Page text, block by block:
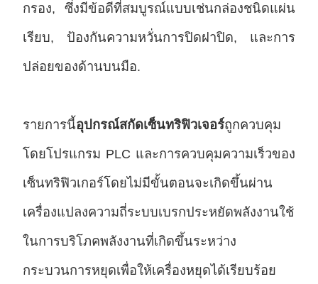
กรอง, ซึ่งมีข้อดีที่สมบูรณ์แบบเช่นกล่องชนิดแผ่น
เรียบ, ป้องกันความหวั่นการปิดฝาปิด, และการ
ปล่อยของด้านบนมือ.
รายการนี้อุปกรณ์สกัดเซ็นทริฟิวเจอร์ถูกควบคุม
โดยโปรแกรม PLC และการควบคุมความเร็วของ
เซ็นทริฟิวเกอร์โดยไม่มีขั้นตอนจะเกิดขึ้นผ่าน
เครื่องแปลงความถี่ระบบเบรกประหยัดพลังงานใช้
ในการบริโภคพลังงานที่เกิดขึ้นระหว่าง
กระบวนการหยุดเพื่อให้เครื่องหยุดได้เรียบร้อย